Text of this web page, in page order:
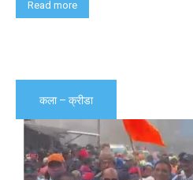
Read more
कला – क्रीडा